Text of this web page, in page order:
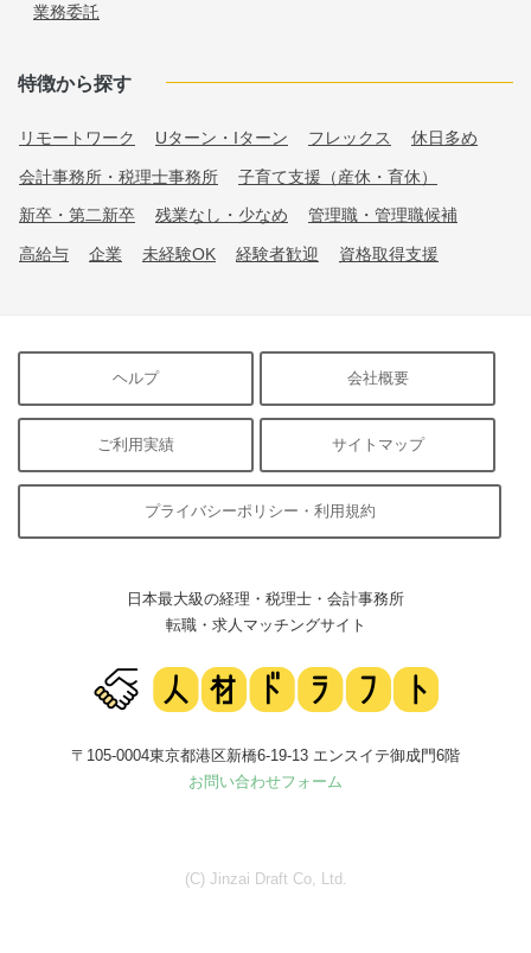
業務委託
特徴から探す
リモートワーク Uターン・Iターン フレックス 休日多め
会計事務所・税理士事務所 子育て支援（産休・育休）
新卒・第二新卒 残業なし・少なめ 管理職・管理職候補
高給与 企業 未経験OK 経験者歓迎 資格取得支援
ヘルプ 会社概要
ご利用実績 サイトマップ
プライバシーポリシー・利用規約
日本最大級の経理・税理士・会計事務所
転職・求人マッチングサイト
〒105-0004東京都港区新橋6-19-13 エンスイテ御成門6階
お問い合わせフォーム
(C) Jinzai Draft Co, Ltd.